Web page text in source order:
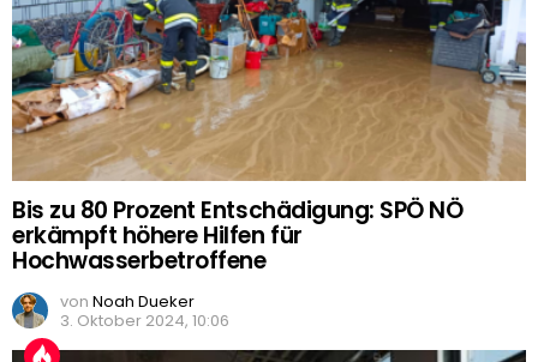
Bis zu 80 Prozent Entschädigung: SPÖ NÖ
erkämpft höhere Hilfen für
Hochwasserbetroffene
von Noah Dueker
3. Oktober 2024, 10:06